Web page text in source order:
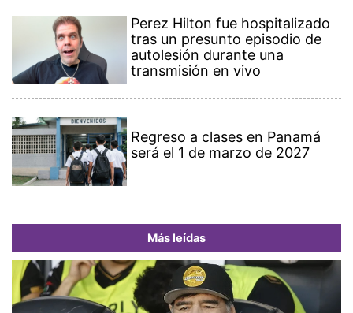
Perez Hilton fue hospitalizado
tras un presunto episodio de
autolesión durante una
transmisión en vivo
Regreso a clases en Panamá
será el 1 de marzo de 2027
Más leídas